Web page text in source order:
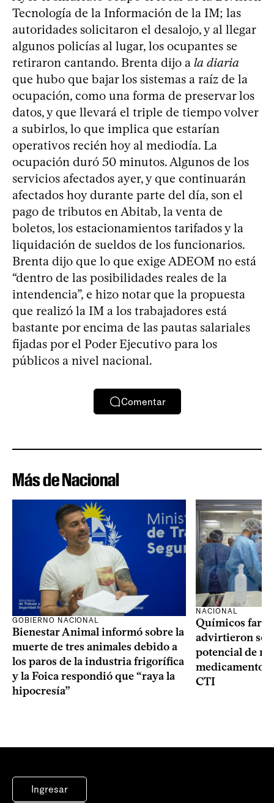
Tecnología de la Información de la IM; las
autoridades solicitaron el desalojo, y al llegar
algunos policías al lugar, los ocupantes se
retiraron cantando. Brenta dijo a la diaria
que hubo que bajar los sistemas a raíz de la
ocupación, como una forma de preservar los
datos, y que llevará el triple de tiempo volver
a subirlos, lo que implica que estarían
operativos recién hoy al mediodía. La
ocupación duró 50 minutos. Algunos de los
servicios afectados ayer, y que continuarán
afectados hoy durante parte del día, son el
pago de tributos en Abitab, la venta de
boletos, los estacionamientos tarifados y la
liquidación de sueldos de los funcionarios.
Brenta dijo que lo que exige ADEOM no está
“dentro de las posibilidades reales de la
intendencia”, e hizo notar que la propuesta
que realizó la IM a los trabajadores está
bastante por encima de las pautas salariales
fijadas por el Poder Ejecutivo para los
públicos a nivel nacional.
Comentar
Más de Nacional
GOBIERNO NACIONAL
Bienestar Animal informó sobre la
muerte de tres animales debido a
los paros de la industria frigorífica
y la Foica respondió que “raya la
hipocresía”
NACIONAL
Químicos
advirtieron
potencial de
medicamentos
CTI
Ingresar